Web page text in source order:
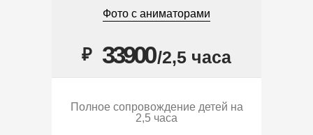
Фото с аниматорами
₽ 33900/2,5 часа
Полное сопровождение детей на
2,5 часа